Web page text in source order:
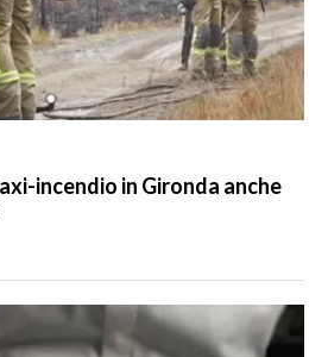
incendio in Gironda anche